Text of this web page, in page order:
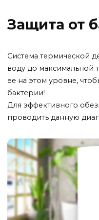
Защита от
Система термической
воду до максимальной
ее на этом уровне,
бактерии!
Для эффективного
проводить данную